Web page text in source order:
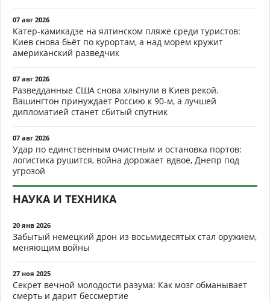
07 авг 2026
Катер-камикадзе на ялтинском пляже среди туристов:
Киев снова бьёт по курортам, а над морем кружит
американский разведчик
07 авг 2026
Разведданные США снова хлынули в Киев рекой.
Вашингтон принуждает Россию к 90-м, а лучшей
дипломатией станет сбитый спутник
07 авг 2026
Удар по единственным очистным и остановка портов:
логистика рушится, война дорожает вдвое, Днепр под
угрозой
НАУКА И ТЕХНИКА
20 янв 2026
Забытый немецкий дрон из восьмидесятых стал оружием,
меняющим войны
27 ноя 2025
Секрет вечной молодости разума: Как мозг обманывает
смерть и дарит бессмертие